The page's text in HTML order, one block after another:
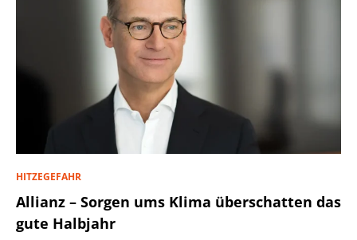
HITZEGEFAHR
Allianz – Sorgen ums Klima überschatten das
gute Halbjahr